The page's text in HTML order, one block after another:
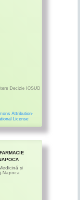
Decizie IOSUD
Attribution-
License
și
Napoca